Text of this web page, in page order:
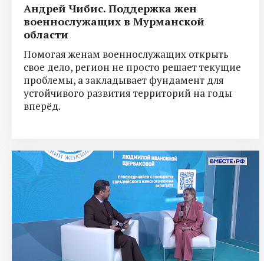
Андрей Чибис. Поддержка жен
военнослужащих в Мурманской
области
Помогая женам военнослужащих открыть
свое дело, регион не просто решает текущие
проблемы, а закладывает фундамент для
устойчивого развития территорий на годы
вперёд.